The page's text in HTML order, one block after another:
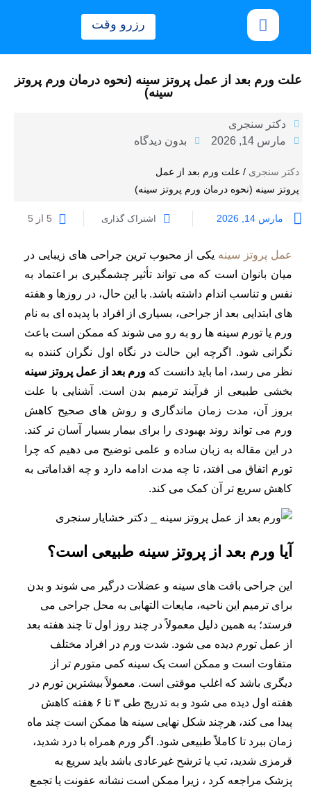
رزرو وقت
علت ورم بعد از عمل پروتز سینه (نحوه درمان ورم پروتز
سینه)
دکتر سنجری
مارس 14, 2026
بدون دیدگاه
دکتر سنجری / علت ورم بعد از عمل
پروتز سینه (نحوه درمان ورم پروتز سینه)
مارس 14, 2026 اشتراک گذاری 5 از 5
عمل پروتز سینه یکی از محبوب ترین جراحی های زیبایی در
میان بانوان است که می تواند تأثیر چشمگیری بر اعتماد به
نفس و تناسب اندام داشته باشد. با این حال، در روزها و هفته
های ابتدایی بعد از جراحی، بسیاری از افراد با پدیده ای به نام
ورم یا تورم سینه ها رو به رو می شوند که ممکن است باعث
نگرانی شود. اگرچه این حالت در نگاه اول نگران کننده به
نظر می رسد، اما باید دانست که ورم بعد از عمل پروتز سینه
بخشی طبیعی از فرآیند ترمیم بدن است. آشنایی با علت
بروز آن، مدت زمان ماندگاری و روش های صحیح کاهش
ورم می تواند روند بهبودی را برای بیمار بسیار آسان تر کند.
در این مقاله به زبان ساده و علمی توضیح می دهیم که چرا
تورم اتفاق می افتد، تا چه مدت ادامه دارد و چه اقداماتی به
کاهش سریع تر آن کمک می کند.
آیا ورم بعد از پروتز سینه طبیعی است؟
این جراحی بافت ‌های سینه و عضلات درگیر می ‌شوند و بدن
برای ترمیم این ناحیه، مایعات التهابی به محل جراحی می‌
فرستد؛ به همین دلیل معمولاً در چند روز اول تا چند هفته بعد
از عمل تورم دیده می ‌شود. شدت ورم در افراد مختلف
متفاوت است و ممکن است یک سینه کمی متورم ‌تر از
دیگری باشد که اغلب موقتی است. معمولاً بیشترین تورم در
هفته اول دیده می ‌شود و به‌ تدریج طی ۳ تا ۶ هفته کاهش
پیدا می ‌کند، هرچند شکل نهایی سینه‌ ها ممکن است چند ماه
زمان ببرد تا کاملاً طبیعی شود. اگر ورم همراه با درد شدید،
قرمزی شدید، تب یا ترشح غیرعادی باشد باید سریع به
پزشک مراجعه کرد ، زیرا ممکن است نشانه عفونت یا تجمع